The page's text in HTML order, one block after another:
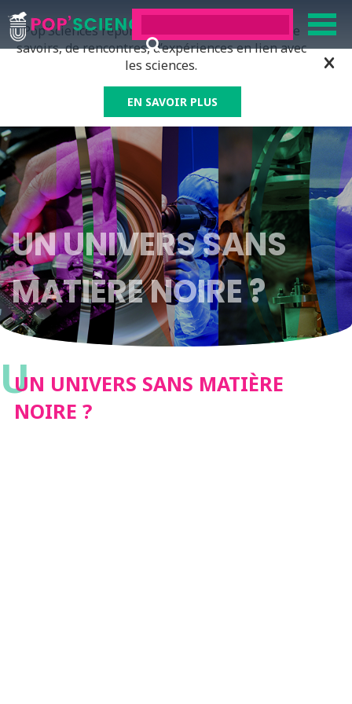
Pop’Sciences répond à tous ceux qui ont soif de
savoirs, de rencontres, d’expériences en lien avec
les sciences.
EN SAVOIR PLUS
UN UNIVERS SANS
MATIÈRE NOIRE ?
UUN UNIVERS SANS MATIÈRE
NOIRE ?